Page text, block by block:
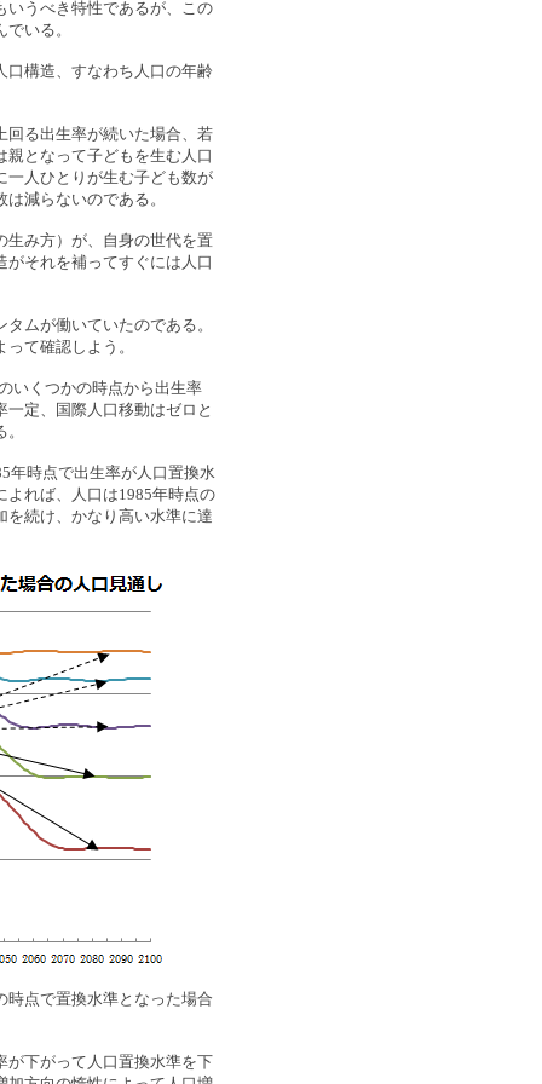
うべき特性であるが、この
いる。
構造、すなわち人口の年齢
る出生率が続いた場合、若
となって子どもを生む人口
一人ひとりが生む子ども数が
減らないのである。
み方）が、自身の世代を置
それを補ってすぐには人口
ムが働いていたのである。
て確認しよう。
いくつかの時点から出生率
定、国際人口移動はゼロと
時点で出生率が人口置換水
よれば、人口は1985年時点の
を続け、かなり高い水準に達
点で置換水準となった場合
下がって人口置換水準を下